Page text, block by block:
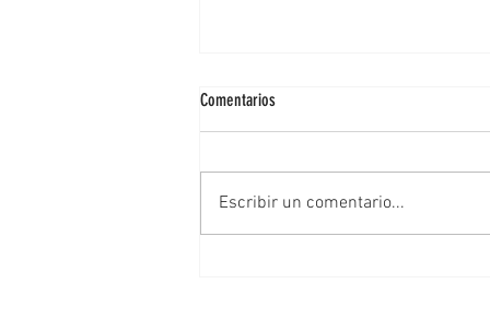
Comentarios
Escribir un comentario...